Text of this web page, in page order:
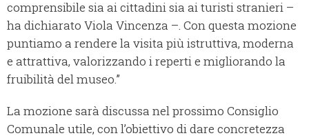
comprensibile sia ai cittadini sia ai turisti stranieri –
ha dichiarato Viola Vincenza –. Con questa mozione
puntiamo a rendere la visita più istruttiva, moderna
e attrattiva, valorizzando i reperti e migliorando la
fruibilità del museo.”
La mozione sarà discussa nel prossimo Consiglio
Comunale utile, con l’obiettivo di dare concretezza